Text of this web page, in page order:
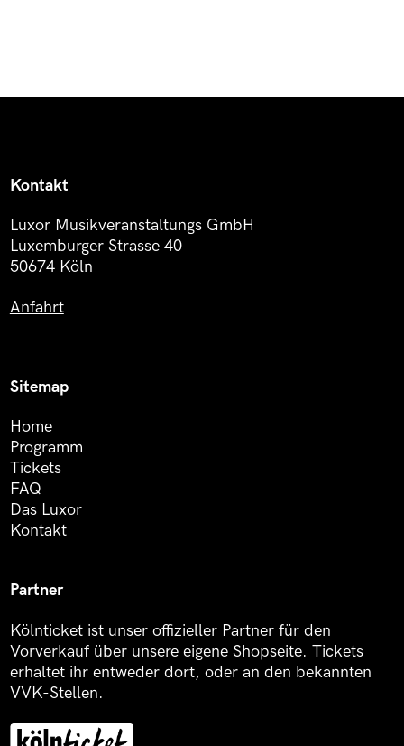
Kontakt
Luxor Musikveranstaltungs GmbH
Luxemburger Strasse 40
50674 Köln
Anfahrt
Sitemap
Home
Programm
Tickets
FAQ
Das Luxor
Kontakt
Partner
Kölnticket ist unser offizieller Partner für den
Vorverkauf über unsere eigene Shopseite. Tickets
erhaltet ihr entweder dort, oder an den bekannten
VVK-Stellen.